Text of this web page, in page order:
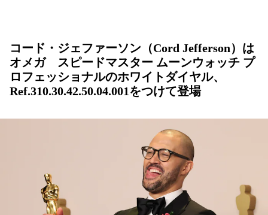
コード・ジェファーソン（Cord Jefferson）は
オメガ スピードマスター ムーンウォッチ プ
ロフェッショナ ルのホワイトダイヤル、
Ref.310.30.42.50.04.001をつけて登場